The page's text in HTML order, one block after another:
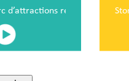
d’attractions révolutionnaire